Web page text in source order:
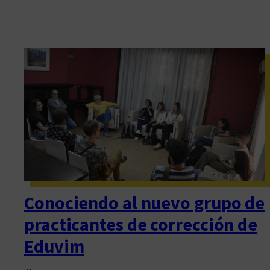
Conociendo al nuevo grupo de
practicantes de corrección de
Eduvim